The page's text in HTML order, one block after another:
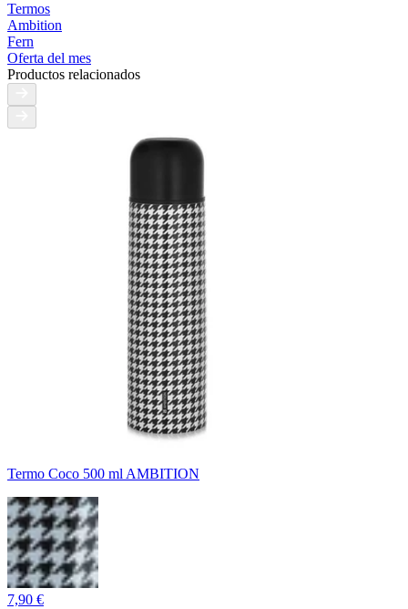
Termos
Ambition
Fern
Oferta del mes
Productos relacionados
Termo Coco 500 ml AMBITION
7,90 €